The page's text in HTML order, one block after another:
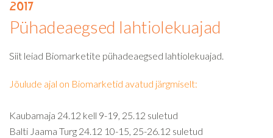
2017
Pühadeaegsed lahtiolekuajad
Siit leiad Biomarketite pühadeaegsed lahtiolekuajad.
Jõulude ajal on Biomarketid avatud järgmiselt:
Kaubamaja 24.12 kell 9-19, 25.12 suletud
Balti Jaama Turg 24.12 10-15, 25-26.12 suletud